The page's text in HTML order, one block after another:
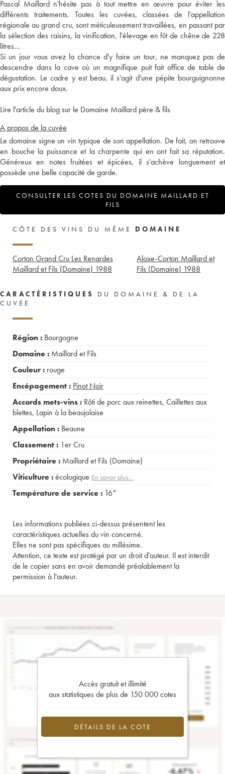
Pascal Maillard n'hésite pas à tout mettre en œuvre pour éviter les
différents traitements. Toutes les cuvées, classées de l'appellation
régionale au grand cru, sont méticuleusement travaillées, en passant par
la sélection des raisins, la vinification, l'élevage en fût de chêne de 228
litres…
Si un jour vous avez la chance d'y faire un tour, ne manquez pas de
descendre dans la cave où un magnifique puit fait office de table de
dégustation. Le cadre y est beau, il s'agit d'une pépite bourguignonne
aux prix encore doux.
Lire l'article du blog sur le Domaine Maillard père & fils
A propos de la cuvée
Le domaine signe un vin typique de son appellation. De fait, on retrouve
en bouche la puissance et la charpente qui en ont fait sa réputation.
Généreux en notes fruitées et épicées, il s'achève longuement et
possède une belle capacité de garde.
CONSULTER LES COTES DU DOMAINE MAILLARD ET
FILS
CÔTE DES VINS DU MÊME DOMAINE
Corton Grand Cru Les Renardes
Maillard et Fils (Domaine) 1988
Aloxe-Corton Maillard et
Fils (Domaine) 1988
CARACTÉRISTIQUES
DU DOMAINE & DE LA
CUVÉE
Région : Bourgogne
Domaine : Maillard et Fils
Couleur : rouge
Encépagement : Pinot Noir
Accords mets-vins : Rôti de porc aux reinettes, Caillettes aux
blettes, Lapin à la beaujolaise
Appellation : Beaune
Classement : 1er Cru
Propriétaire : Maillard et Fils (Domaine)
Viticulture :écologique En savoir plus...
Température de service : 16°
Les informations publiées ci-dessus présentent les
caractéristiques actuelles du vin concerné.
Elles ne sont pas spécifiques au millésime.
Attention, ce texte est protégé par un droit d'auteur. Il est interdit
de le copier sans en avoir demandé préalablement la
permission à l'auteur.
Accès gratuit et illimité
aux statistiques de plus de 150 000 cotes
DÉTAILS DE LA COTE